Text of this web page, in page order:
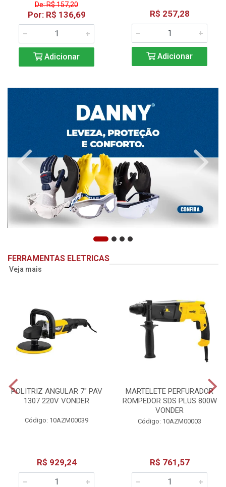
De: R$ 157,20
Por: R$ 136,69
Adicionar
R$ 257,28
Adicionar
FERRAMENTAS ELETRICAS
Veja mais
POLITRIZ ANGULAR 7" PAV
1307 220V VONDER
Código: 10AZM00039
R$ 929,24
MARTELETE PERFURADOR
ROMPEDOR SDS PLUS 800W
VONDER
Código: 10AZM00003
R$ 761,57